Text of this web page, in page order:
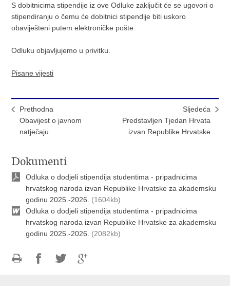
S dobitnicima stipendije iz ove Odluke zaključit će se ugovori o
stipendiranju o čemu će dobitnici stipendije biti uskoro
obaviješteni putem elektroničke pošte.
Odluku objavljujemo u privitku.
Pisane vijesti
Prethodna
Obavijest o javnom
natječaju
Sljedeća
Predstavljen Tjedan Hrvata
izvan Republike Hrvatske
Dokumenti
Odluka o dodjeli stipendija studentima - pripadnicima
hrvatskog naroda izvan Republike Hrvatske za akademsku
godinu 2025.-2026.
(1604kb)
Odluka o dodjeli stipendija studentima - pripadnicima
hrvatskog naroda izvan Republike Hrvatske za akademsku
godinu 2025.-2026.
(2082kb)